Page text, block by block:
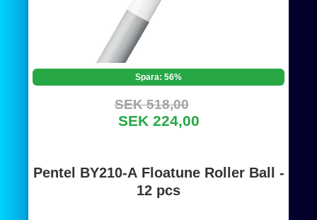
Spara: 56%
SEK 518,00
SEK 224,00
Pentel BY210-A Floatune Roller Ball -
12 pcs